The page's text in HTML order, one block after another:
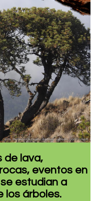
de lava,
eventos en
estudian a
los árboles.